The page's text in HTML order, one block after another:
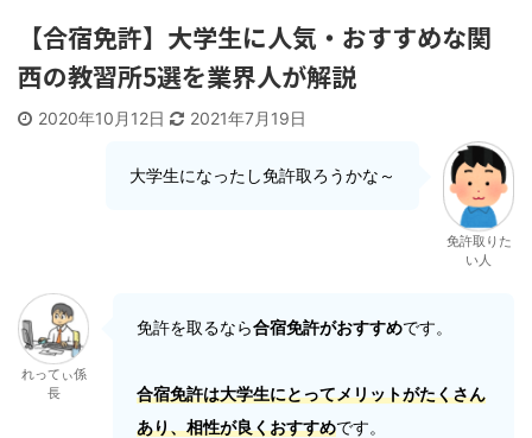
【合宿免許】大学生に人気・おすすめな関
西の教習所5選を業界人が解説
2020年10月12日 2021年7月19日
大学生になったし免許取ろうかな～
免許取りた
い人
れってぃ係
長
免許を取るなら合宿免許がおすすめです。
合宿免許は大学生にとってメリットがたくさん
あり、相性が良くおすすめです。